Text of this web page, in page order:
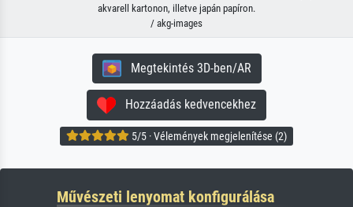
akvarell kartonon, illetve japán papíron.
/ akg-images
Megtekintés 3D-ben/AR
Hozzáadás kedvencekhez
5/5 · Vélemények megjelenítése (2)
Művészeti lenyomat konfigurálása